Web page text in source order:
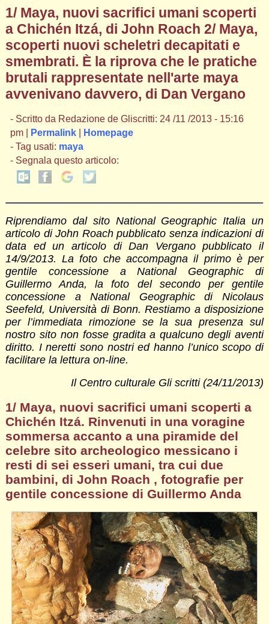
1/ Maya, nuovi sacrifici umani scoperti
a Chichén Itzá, di John Roach 2/ Maya,
scoperti nuovi scheletri decapitati e
smembrati. È la riprova che le pratiche
brutali rappresentate nell'arte maya
avvenivano davvero, di Dan Vergano
- Scritto da Redazione de Gliscritti: 24 /11 /2013 - 15:16
pm |
Permalink|
Homepage
- Tag usati: maya
- Segnala questo articolo:
Riprendiamo dal sito National Geographic Italia un
articolo di John Roach pubblicato senza indicazioni di
data ed un articolo di Dan Vergano pubblicato il
14/9/2013. La foto che accompagna il primo è per
gentile concessione a National Geographic di
Guillermo Anda, la foto del secondo per gentile
concessione a National Geographic di Nicolaus
Seefeld, Università di Bonn. Restiamo a disposizione
per l’immediata rimozione se la sua presenza sul
nostro sito non fosse gradita a qualcuno degli aventi
diritto. I neretti sono nostri ed hanno l’unico scopo di
facilitare la lettura on-line.
Il Centro culturale Gli scritti (24/11/2013)
1/ Maya, nuovi sacrifici umani scoperti a
Chichén Itzá. Rinvenuti in una voragine
sommersa accanto a una piramide del
celebre sito archeologico messicano i
resti di sei esseri umani, tra cui due
bambini, di John Roach , fotografie per
gentile concessione di Guillermo Anda